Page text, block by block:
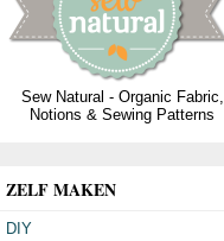
Sew Natural - Organic Fabric,
Notions & Sewing Patterns
ZELF MAKEN
DIY